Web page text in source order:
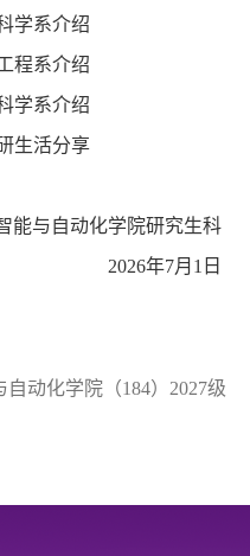
学系介绍
程系介绍
学系介绍
生活分享
能与自动化学院研究生科
2026年7月1日
动化学院（184）2027级